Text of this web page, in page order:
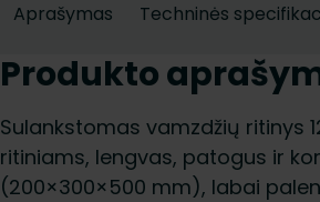
Aprašymas Techninės
Produkto
Sulankstomas vamzdžių ritinys
ritiniams, lengvas, patogus ir
(200×300×500 mm), labai